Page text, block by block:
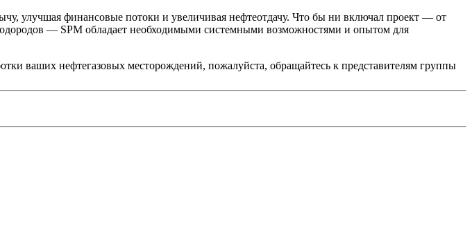
улучшая финансовые потоки и увеличивая нефтеотдачу. Что бы ни включал проект — от
— SPM обладает необходимыми системными возможностями и опытом для
ваших нефтегазовых месторождений, пожалуйста, обращайтесь к представителям группы